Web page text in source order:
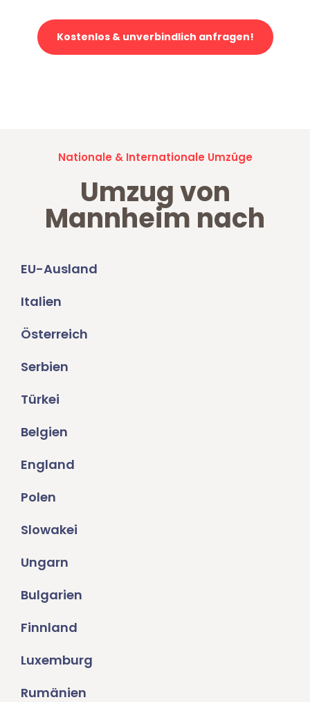
Kostenlos & unverbindlich anfragen!
Nationale & Internationale Umzüge
Umzug von
Mannheim nach
EU-Ausland
Italien
Österreich
Serbien
Türkei
Belgien
England
Polen
Slowakei
Ungarn
Bulgarien
Finnland
Luxemburg
Rumänien